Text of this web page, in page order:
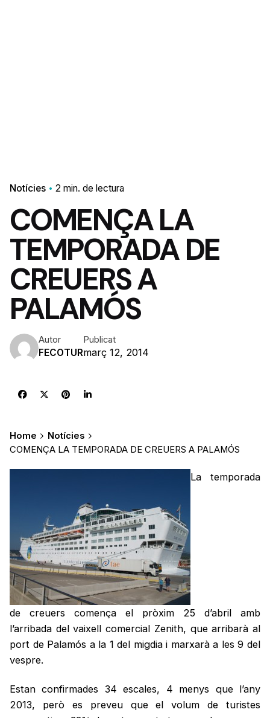
Notícies 2 min. de lectura
COMENÇA LA
TEMPORADA DE
CREUERS A
PALAMÓS
Autor
FECOTUR
Publicat
març 12, 2014
Home
Notícies
COMENÇA LA TEMPORADA DE CREUERS A PALAMÓS
La temporada
de creuers comença el pròxim 25 d’abril amb
l’arribada del vaixell comercial Zenith, que arribarà al
port de Palamós a la 1 del migdia i marxarà a les 9 del
vespre.
Estan confirmades 34 escales, 4 menys que l’any
2013, però es preveu que el volum de turistes